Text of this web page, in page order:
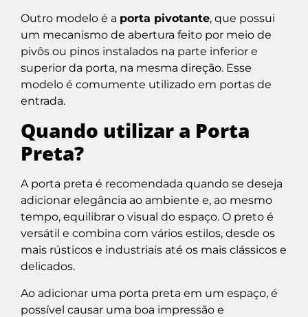
Outro modelo é a porta pivotante, que possui
um mecanismo de abertura feito por meio de
pivôs ou pinos instalados na parte inferior e
superior da porta, na mesma direção. Esse
modelo é comumente utilizado em portas de
entrada.
Quando utilizar a Porta
Preta?
A porta preta é recomendada quando se deseja
adicionar elegância ao ambiente e, ao mesmo
tempo, equilibrar o visual do espaço. O preto é
versátil e combina com vários estilos, desde os
mais rústicos e industriais até os mais clássicos e
delicados.
Ao adicionar uma porta preta em um espaço, é
possível causar uma boa impressão e